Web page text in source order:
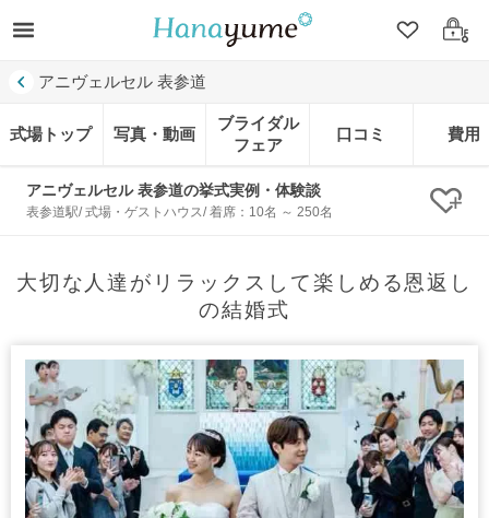
クリップ
ログ
アニヴェルセル 表参道
式場トップ 写真・動画
ブライダル
フェア
口コミ 費用
アニヴェルセル 表参道の挙式実例・体験談
表参道駅/ 式場・ゲストハウス/ 着席：10名 ～ 250名 ク
大切な人達がリラックスして楽しめる恩返し
の結婚式